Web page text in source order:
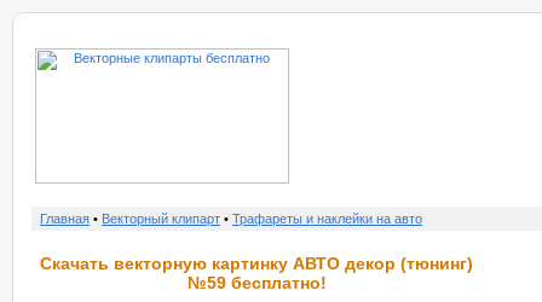
Главная • Векторный клипарт • Трафареты и наклейки на авто
Скачать векторную картинку АВТО декор (тюнинг)
№59 бесплатно!